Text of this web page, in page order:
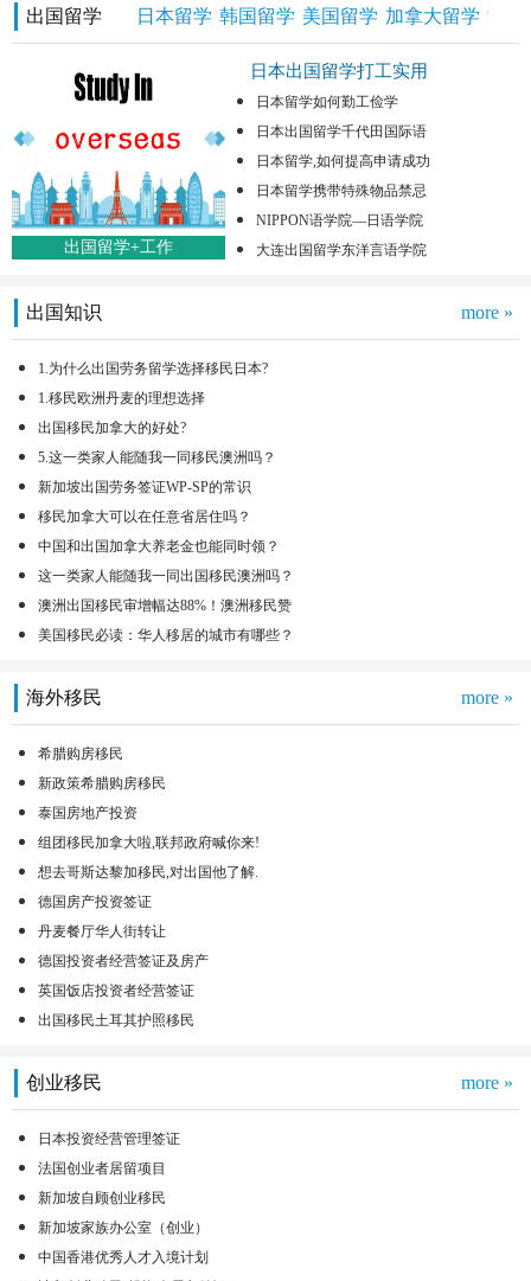
出国留学 日本留学 韩国留学 美国留学 加拿大留学 澳洲
出国留学+工作
日本出国留学打工实用
日本留学如何勤工俭学
日本出国留学千代田国际语
日本留学,如何提高申请成功
日本留学携带特殊物品禁忌
NIPPON语学院—日语学院
大连出国留学东洋言语学院
出国知识 more »
1.为什么出国劳务留学选择移民日本?
1.移民欧洲丹麦的理想选择
出国移民加拿大的好处?
5.这一类家人能随我一同移民澳洲吗？
新加坡出国劳务签证WP-SP的常识
移民加拿大可以在任意省居住吗？
中国和出国加拿大养老金也能同时领？
这一类家人能随我一同出国移民澳洲吗？
澳洲出国移民审增幅达88%！澳洲移民赞
美国移民必读：华人移居的城市有哪些？
海外移民 more »
希腊购房移民
新政策希腊购房移民
泰国房地产投资
组团移民加拿大啦,联邦政府喊你来!
想去哥斯达黎加移民,对出国他了解.
德国房产投资签证
丹麦餐厅华人街转让
德国投资者经营签证及房产
英国饭店投资者经营签证
出国移民土耳其护照移民
创业移民 more »
日本投资经营管理签证
法国创业者居留项目
新加坡自顾创业移民
新加坡家族办公室（创业）
中国香港优秀人才入境计划